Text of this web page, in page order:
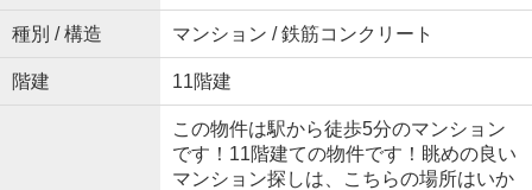
種別 / 構造 マンション / 鉄筋コンクリート
階建 11階建
この物件は駅から徒歩5分のマンション
です！11階建ての物件です！眺めの良い
マンション探しは、こちらの場所はいか